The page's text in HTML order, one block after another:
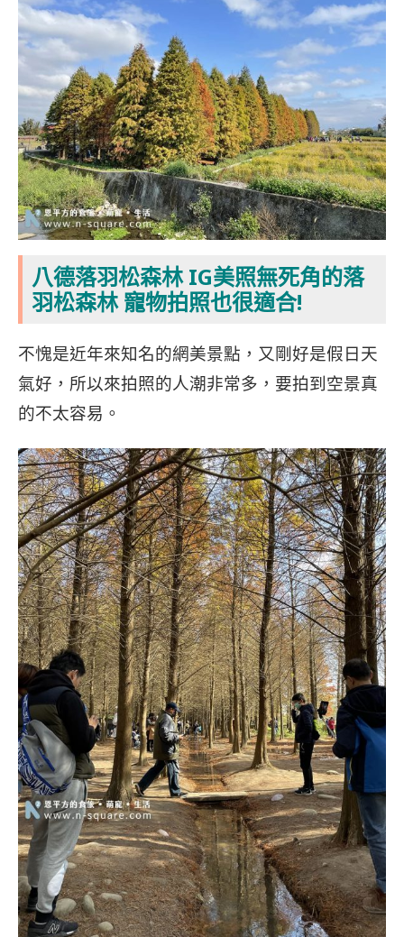
八德落羽松森林 IG美照無死角的落
羽松森林 寵物拍照也很適合!
不愧是近年來知名的網美景點，又剛好是假日天
氣好，所以來拍照的人潮非常多，要拍到空景真
的不太容易。